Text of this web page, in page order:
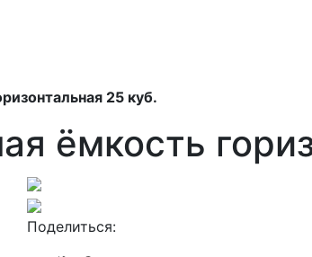
25 куб.
ёмкость
Поделиться: